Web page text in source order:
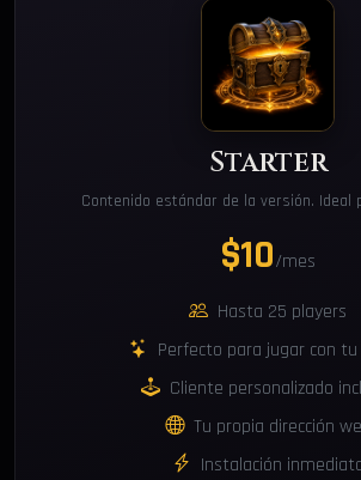
Starter
Contenido estándar de la versión. Ideal
$10/mes
Hasta 25 players
Perfecto para jugar con
Cliente personalizado
Tu propia dirección
Instalación